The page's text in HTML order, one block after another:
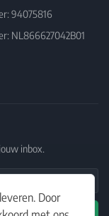
Door
94075816
NL866627042B01
inbox.